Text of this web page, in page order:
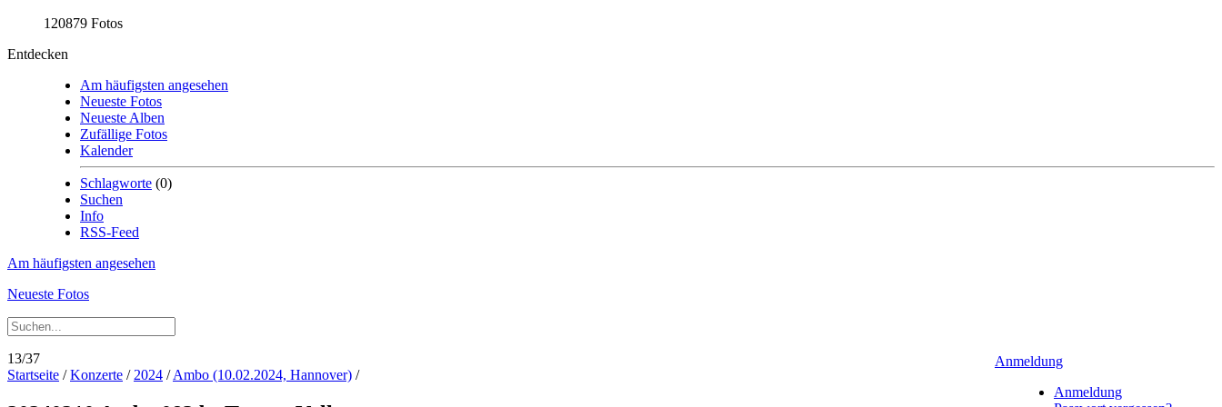
120879 Fotos
Entdecken
Am häufigsten angesehen
Neueste Fotos
Neueste Alben
Zufällige Fotos
Kalender
Schlagworte (0)
Suchen
Info
RSS-Feed
Am häufigsten angesehen
Neueste Fotos
Anmeldung
Anmeldung
13/37
Startseite /Konzerte / 2024 /Ambo (10.02.2024, Hannover) /